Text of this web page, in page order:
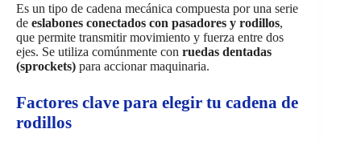
Es un tipo de cadena mecánica compuesta por una serie
de eslabones conectados con pasadores y rodillos,
que permite transmitir movimiento y fuerza entre dos
ejes. Se utiliza comúnmente con ruedas dentadas
(sprockets) para accionar maquinaria.
Factores clave para elegir tu cadena de
rodillos